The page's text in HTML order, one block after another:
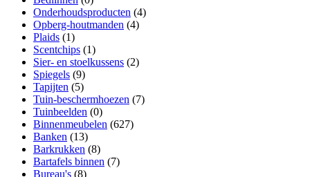
Onderhoudsproducten (4)
Opberg-houtmanden (4)
Plaids (1)
Scentchips (1)
Sier- en stoelkussens (2)
Spiegels (9)
Tapijten (5)
Tuin-beschermhoezen (7)
Tuinbeelden (0)
Binnenmeubelen (627)
Banken (13)
Barkrukken (8)
Bartafels binnen (7)
Bureau's (8)